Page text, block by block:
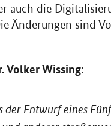
auch die
Änderungen sind
Volker Wissing:
der Entwurf eines